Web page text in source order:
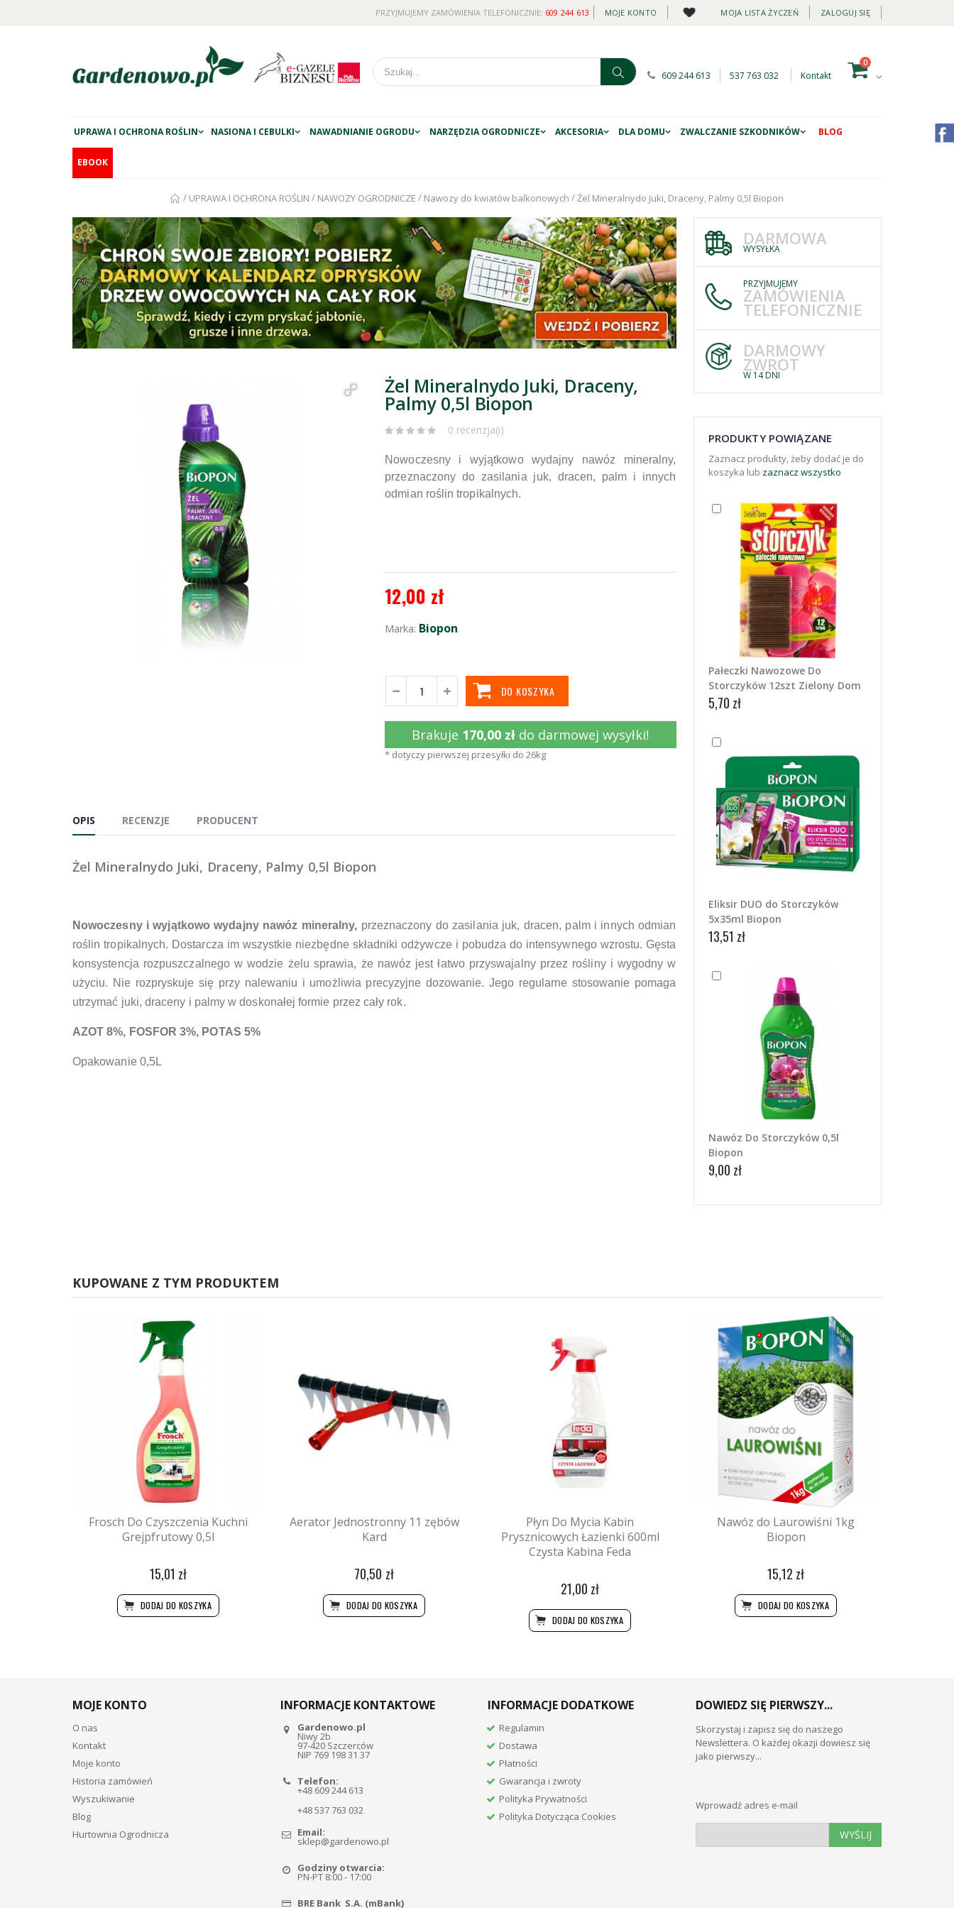
MOJE KONTO MOJA LISTA ŻYCZEŃ ZALOGUJ SIĘ
PRZYJMUJEMY ZAMÓWIENIA TELEFONICZNIE: 609 244 613
609 244 613 537 763 032 Kontakt
0
UPRAWA I OCHRONA ROŚLIN NASIONA I CEBULKI NAWADNIANIE OGRODU NARZĘDZIA OGRODNICZE AKCESORIA DLA DOMU ZWALCZANIE SZKODNIKÓW BLOG
EBOOK
/ UPRAWA I OCHRONA ROŚLIN / NAWOZY OGRODNICZE / Nawozy do kwiatów balkonowych /Żel Mineralnydo Juki, Draceny, Palmy 0,5l Biopon
Żel Mineralnydo Juki, Draceny,
Palmy 0,5l Biopon
0 recenzja(i)
Nowoczesny i wyjątkowo wydajny nawóz mineralny,
przeznaczony do zasilania juk, dracen, palm i innych
odmian roślin tropikalnych.
12,00 zł
Marka: Biopon
DO KOSZYKA
Brakuje 170,00 zł do darmowej wysyłki!
* dotyczy pierwszej przesyłki do 26kg
OPIS RECENZJE PRODUCENT
Żel Mineralnydo Juki, Draceny, Palmy 0,5l Biopon
Nowoczesny i wyjątkowo wydajny nawóz mineralny, przeznaczony do zasilania juk, dracen, palm i innych odmian
roślin tropikalnych. Dostarcza im wszystkie niezbędne składniki odżywcze i pobudza do intensywnego wzrostu. Gęsta
konsystencja rozpuszczalnego w wodzie żelu sprawia, że nawóz jest łatwo przyswajalny przez rośliny i wygodny w
użyciu. Nie rozpryskuje się przy nalewaniu i umożliwia precyzyjne dozowanie. Jego regularne stosowanie pomaga
utrzymać juki, draceny i palmy w doskonałej formie przez cały rok.
AZOT 8%, FOSFOR 3%, POTAS 5%
Opakowanie 0,5L
DARMOWA
WYSYŁKA
PRZYJMUJEMY
ZAMÓWIENIA
TELEFONICZNIE
DARMOWY
ZWROT
W 14 DNI
PRODUKTY POWIĄZANE
Zaznacz produkty, żeby dodać je do
koszyka lub zaznacz wszystko
Pałeczki Nawozowe Do
Storczyków 12szt Zielony Dom
5,70 zł
Eliksir DUO do Storczyków
5x35ml Biopon
13,51 zł
Nawóz Do Storczyków 0,5l
Biopon
9,00 zł
KUPOWANE Z TYM PRODUKTEM
Frosch Do Czyszczenia Kuchni
Grejpfrutowy 0,5l
15,01 zł
DODAJ DO KOSZYKA
Aerator Jednostronny 11 zębów
Kard
70,50 zł
DODAJ DO KOSZYKA
Płyn Do Mycia Kabin
Prysznicowych Łazienki 600ml
Czysta Kabina Feda
21,00 zł
DODAJ DO KOSZYKA
Nawóz do Laurowiśni 1kg
Biopon
15,12 zł
DODAJ DO KOSZYKA
MOJE KONTO
O nas
Kontakt
Moje konto
Historia zamówień
Wyszukiwanie
Blog
Hurtownia Ogrodnicza
INFORMACJE KONTAKTOWE
Gardenowo.pl
Niwy 2b
97-420 Szczerców
NIP 769 198 31 37
Telefon:
+48 609 244 613
+48 537 763 032
Email:
sklep@gardenowo.pl
Godziny otwarcia:
PN-PT 8:00 - 17:00
BRE Bank S.A. (mBank)
INFORMACJE DODATKOWE
Regulamin
Dostawa
Płatności
Gwarancja i zwroty
Polityka Prywatności
Polityka Dotycząca Cookies
DOWIEDZ SIĘ PIERWSZY...
Skorzystaj i zapisz się do naszego
Newslettera. O każdej okazji dowiesz się
jako pierwszy...
Wprowadź adres e-mail
WYŚLIJ